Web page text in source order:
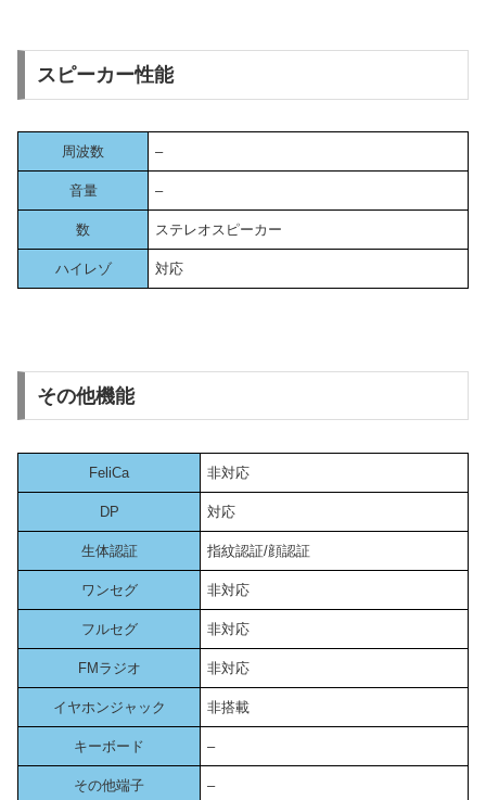
スピーカー性能
周波数 –
音量 –
数 ステレオスピーカー
ハイレゾ 対応
その他機能
FeliCa 非対応
DP 対応
生体認証 指紋認証/顔認証
ワンセグ 非対応
フルセグ 非対応
FMラジオ 非対応
イヤホンジャック 非搭載
キーボード –
その他端子 –